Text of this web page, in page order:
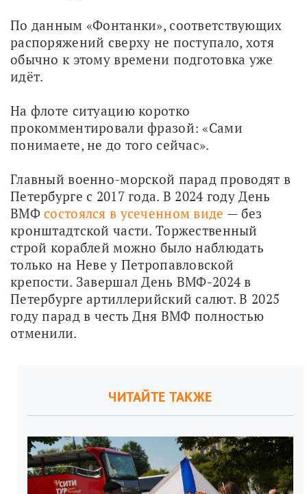
По данным «Фонтанки», соответствующих
распоряжений сверху не поступало, хотя
обычно к этому времени подготовка уже
идёт.
На флоте ситуацию коротко
прокомментировали фразой: «Сами
понимаете, не до того сейчас».
Главный военно-морской парад проводят в
Петербурге с 2017 года. В 2024 году День
ВМФ состоялся в усеченном виде — без
кронштадтской части. Торжественный
строй кораблей можно было наблюдать
только на Неве у Петропавловской
крепости. Завершал День ВМФ-2024 в
Петербурге артиллерийский салют. В 2025
году парад в честь Дня ВМФ полностью
отменили.
ЧИТАЙТЕ ТАКЖЕ